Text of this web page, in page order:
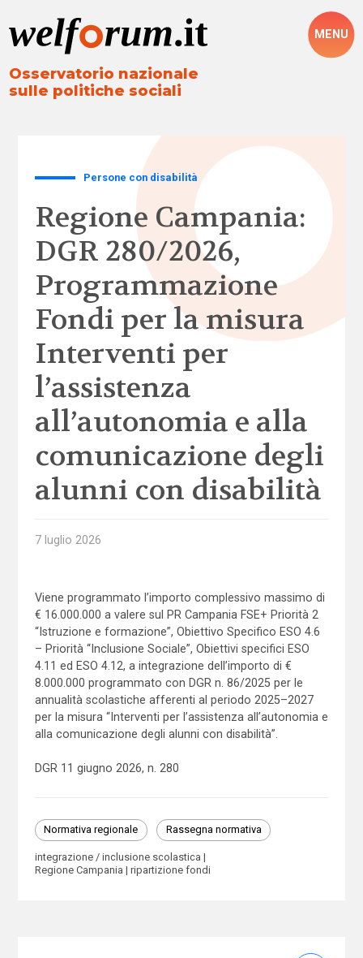
Osservatorio nazionale
sulle politiche sociali
MENU
Persone con disabilità
Regione Campania:
DGR 280/2026,
Programmazione
Fondi per la misura
Interventi per
l’assistenza
all’autonomia e alla
comunicazione degli
alunni con disabilità
7 luglio 2026
Viene programmato l’importo complessivo massimo di
€ 16.000.000 a valere sul PR Campania FSE+ Priorità 2
“Istruzione e formazione”, Obiettivo Specifico ESO 4.6
– Priorità “Inclusione Sociale”, Obiettivi specifici ESO
4.11 ed ESO 4.12, a integrazione dell’importo di €
8.000.000 programmato con DGR n. 86/2025 per le
annualità scolastiche afferenti al periodo 2025–2027
per la misura “Interventi per l’assistenza all’autonomia e
alla comunicazione degli alunni con disabilità”.
DGR 11 giugno 2026, n. 280
Normativa regionale Rassegna normativa
integrazione / inclusione scolastica
Regione Campania
ripartizione fondi